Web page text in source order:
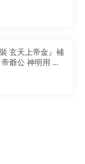
子金
裝 玄天上帝金』補
爺公 神明用 環
盒子金